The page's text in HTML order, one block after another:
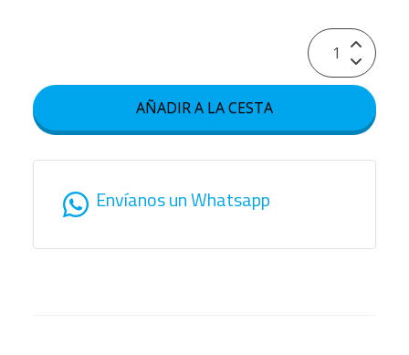
AÑADIR A LA CESTA
Envíanos un Whatsapp